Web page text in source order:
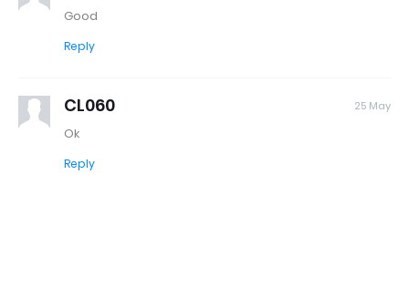
Good
Reply
CL060 25 May
Ok
Reply